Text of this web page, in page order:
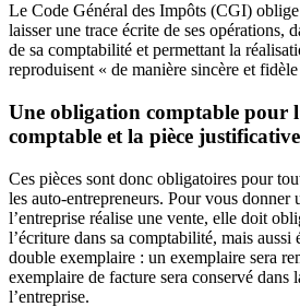
Le Code Général des Impôts (CGI)
laisser une trace écrite de ses opérations,
de sa comptabilité et permettant la
reproduisent « de manière sincère et
Une obligation comptable pour
comptable et la pièce justificative
Ces pièces sont donc obligatoires pour
les auto-entrepreneurs. Pour vous donner
l’entreprise réalise une vente, elle doit
l’écriture dans sa comptabilité, mais aussi
double exemplaire : un exemplaire sera
exemplaire de facture sera conservé dans
l’entreprise.